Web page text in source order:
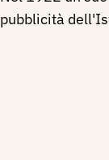
pubblicità